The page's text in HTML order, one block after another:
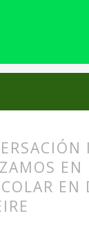
Núm. 22
EN
EN